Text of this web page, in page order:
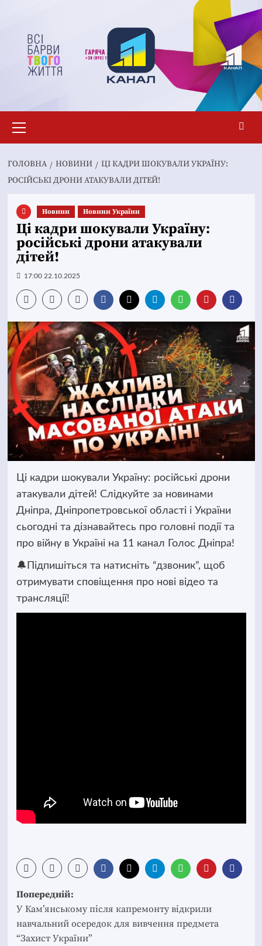
вмісту
меню
ГОЛОВНА НОВИНИ
ЦІ КАДРИ ШОКУВАЛИ УКРАЇНУ:
РОСІЙСЬКІ ДРОНИ АТАКУВАЛИ ДІТЕЙ!
Новини Новини України
Ці кадри шокували Україну:
російські дрони атакували
дітей!
17:00 22.10.2025
Ці кадри шокували Україну: російські дрони
атакували дітей! Слідкуйте за новинами
Дніпра, Дніпропетровської області і України
сьогодні та дізнавайтесь про головні події та
про війну в Україні на 11 канал Голос Дніпра!
🔔Підпишіться та натисніть “дзвоник”, щоб
отримувати сповіщення про нові відео та
трансляції!
Post
navigation
Попередній:
У Кам’янському після капремонту відкрили
навчальний осередок для вивчення предмета
“Захист України”